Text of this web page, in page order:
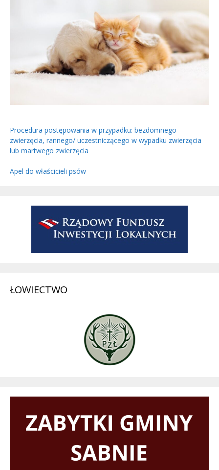
Procedura postępowania w przypadku: bezdomnego
zwierzęcia, rannego/ uczestniczącego w wypadku zwierzęcia
lub martwego zwierzęcia
Apel do właścicieli psów
ŁOWIECTWO